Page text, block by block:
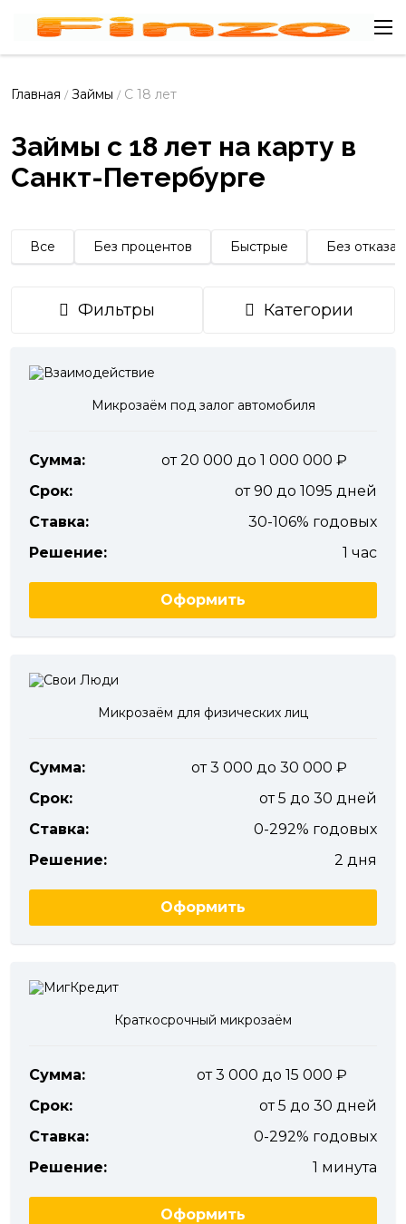
Главная / Займы / С 18 лет
Займы с 18 лет на карту в
Санкт-Петербурге
Все Без процентов Быстрые Без отказа
Фильтры Категории
Микрозаём под залог автомобиля
Сумма:
от 20 000 до 1 000 000
Срок:
от 90 до 1095 дней
Ставка:
30-106% годовых
Решение:
1 час
Оформить
Микрозаём для физических лиц
Сумма:
от 3 000 до 30 000
Срок:
от 5 до 30 дней
Ставка:
0-292% годовых
Решение:
2 дня
Оформить
Краткосрочный микрозаём
Сумма:
от 3 000 до 15 000
Срок:
от 5 до 30 дней
Ставка:
0-292% годовых
Решение:
1 минута
Оформить